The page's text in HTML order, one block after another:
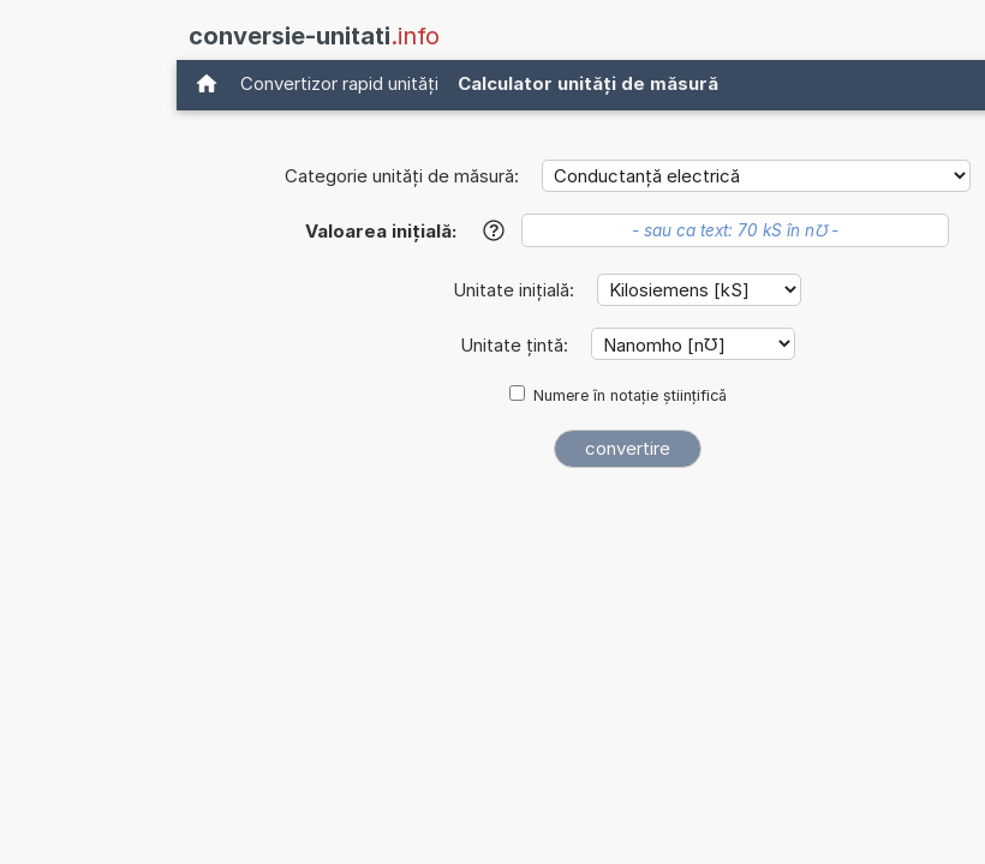
conversie-unitati.info
Convertizor rapid unități Calculator unități de măsură
Categorie unități de măsură:
Valoarea inițială: ?
Unitate inițială:
Unitate țintă:
Numere în notație științifică